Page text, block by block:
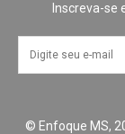
Inscreva-se
© Enfoque MS,